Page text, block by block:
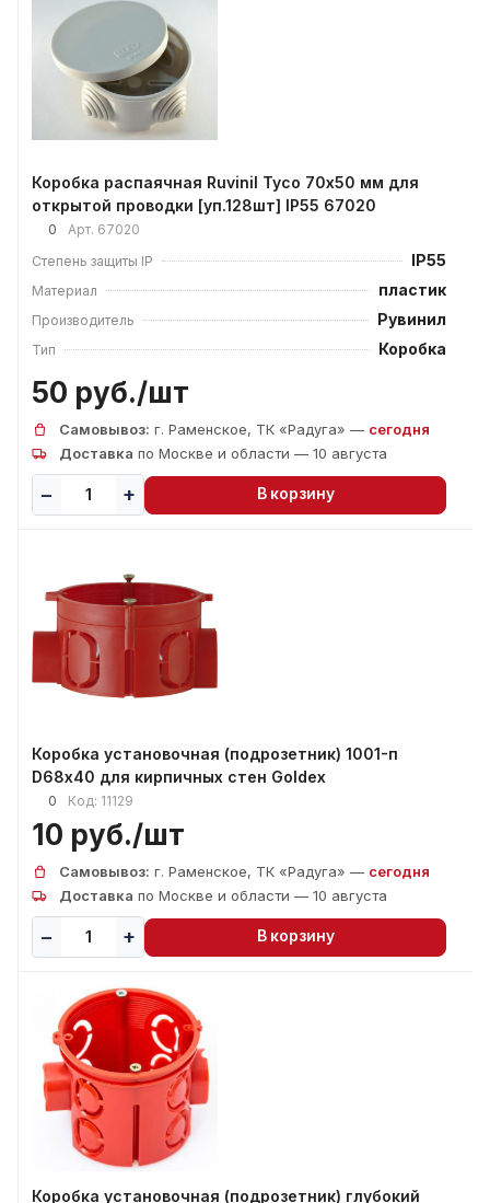
Коробка распаячная Ruvinil Tyco 70х50 мм для
открытой проводки [уп.128шт] IP55 67020
0 Арт. 67020
Степень защиты IP
IP55
Материал пластик
Производитель Рувинил
Тип Коробка
50 руб./шт
Самовывоз: г. Раменское, ТК «Радуга» — сегодня
Доставка по Москве и области — 10 августа
В корзину
Коробка установочная (подрозетник) 1001-п
D68х40 для кирпичных стен Goldex
0 Код: 11129
10 руб./шт
Самовывоз: г. Раменское, ТК «Радуга» — сегодня
Доставка по Москве и области — 10 августа
В корзину
Коробка установочная (подрозетник) глубокий